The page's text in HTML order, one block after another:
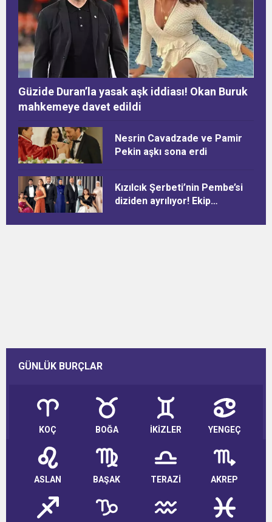
Güzide Duran’la yasak aşk iddiası! Okan Buruk
mahkemeye davet edildi
Nesrin Cavadzade ve Pamir
Pekin aşkı sona erdi
Kızılcık Şerbeti’nin Pembe’si
diziden ayrılıyor! Ekip
veda etti
GÜNLÜK BURÇLAR
KOÇ BOĞA İKİZLER YENGEÇ
ASLAN BAŞAK TERAZİ AKREP